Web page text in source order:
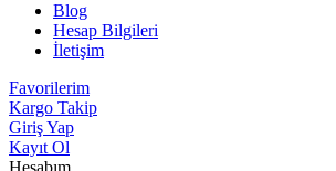
Blog
Hesap Bilgileri
İletişim
Favorilerim
Kargo Takip
Giriş Yap
Kayıt Ol
Hesabım